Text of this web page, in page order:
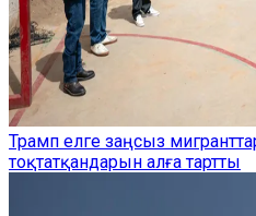
Трамп елге заңсыз
тоқтатқандарын алға тартты